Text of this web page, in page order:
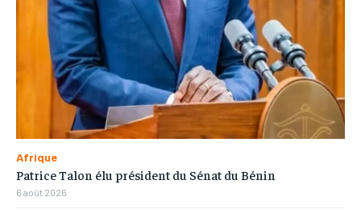
Afrique
Patrice Talon élu président du Sénat du Bénin
6 août 2026